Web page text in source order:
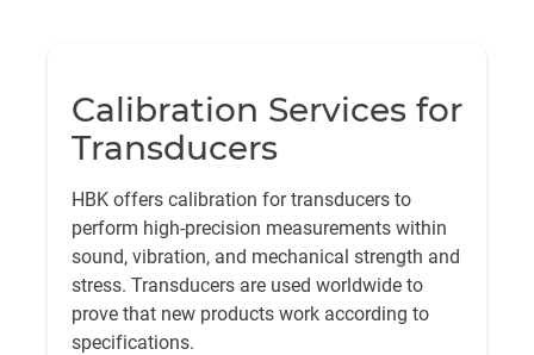
Calibration Services for
Transducers
HBK offers calibration for transducers to
perform high-precision measurements within
sound, vibration, and mechanical strength and
stress. Transducers are used worldwide to
prove that new products work according to
specifications.